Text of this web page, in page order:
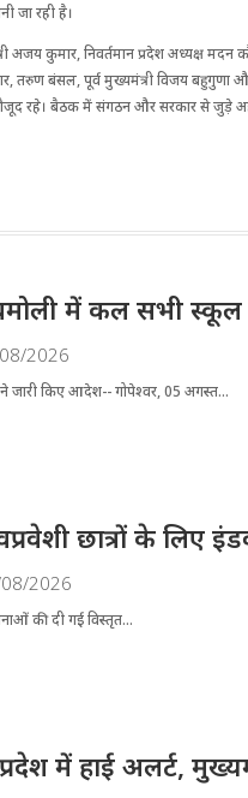
जा रही है।
अजय कुमार, निवर्तमान प्रदेश अध्यक्ष मदन
तरुण बंसल, पूर्व मुख्यमंत्री विजय बहुगुणा
रहे। बैठक में संगठन और सरकार से जुड़े
में कल सभी
2026
जारी किए आदेश-- गोपेश्वर, 05 अगस्त...
छात्रों के लिए
2026
की दी गई विस्तृत...
में हाई अलर्ट,